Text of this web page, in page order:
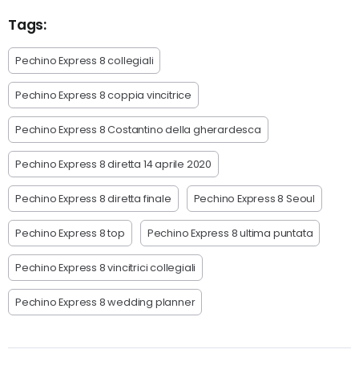
Tags:
Pechino Express 8 collegiali
Pechino Express 8 coppia vincitrice
Pechino Express 8 Costantino della gherardesca
Pechino Express 8 diretta 14 aprile 2020
Pechino Express 8 diretta finale Pechino Express 8 Seoul
Pechino Express 8 top Pechino Express 8 ultima puntata
Pechino Express 8 vincitrici collegiali
Pechino Express 8 wedding planner